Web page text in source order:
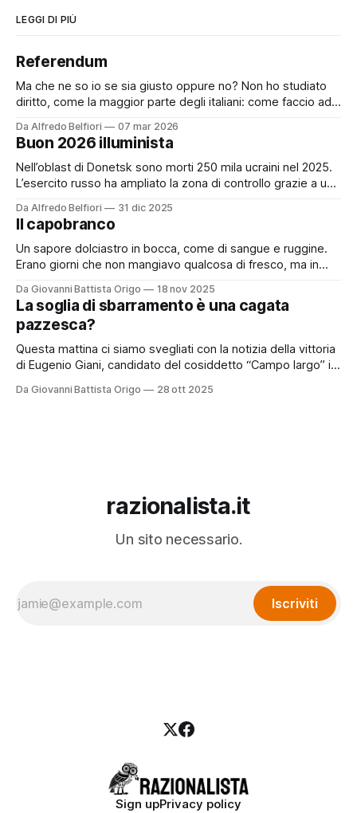
LEGGI DI PIÙ
Referendum
Ma che ne so io se sia giusto oppure no? Non ho studiato
diritto, come la maggior parte degli italiani: come faccio ad
forte su questo tema senza aver mai lavorato in tribunale è
un cretino. Tuttavia da pochi
Da Alfredo Belfiori 07 mar 2026
Buon 2026 illuminista
Nell’oblast di Donetsk sono morti 250 mila ucraini nel 2025.
L’esercito russo ha ampliato la zona di controllo grazie a una
condannati a morte dalle prigioni, Misrenov ha sfruttato un
gruppo di persone definite non idonee al servizio militare:
ragazzi tra
Da Alfredo Belfiori 31 dic 2025
Il capobranco
Un sapore dolciastro in bocca, come di sangue e ruggine.
Erano giorni che non mangiavo qualcosa di fresco, ma in
l’abitudine all’idea che da quel posto non me ne sarei andato
tanto presto. Resilienza adattiva, così la chiamano quelli
Da Giovanni Battista Origo 18 nov 2025
La soglia di sbarramento è una cagata
pazzesca?
Questa mattina ci siamo svegliati con la notizia della vittoria
di Eugenio Giani, candidato del cosiddetto “Campo largo” in
la notizia che più salta agli occhi è un’altra: la candidata
Da Giovanni Battista Origo 28 ott 2025
razionalista.it
Un sito necessario.
Iscriviti
Sign upPrivacy policy